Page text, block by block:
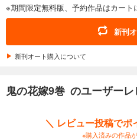
※期間限定無料版、予約作品はカート
新刊
新刊オート購入について
鬼の花嫁9巻 のユーザー
＼ レビュー投稿でポ
※購入済みの作品